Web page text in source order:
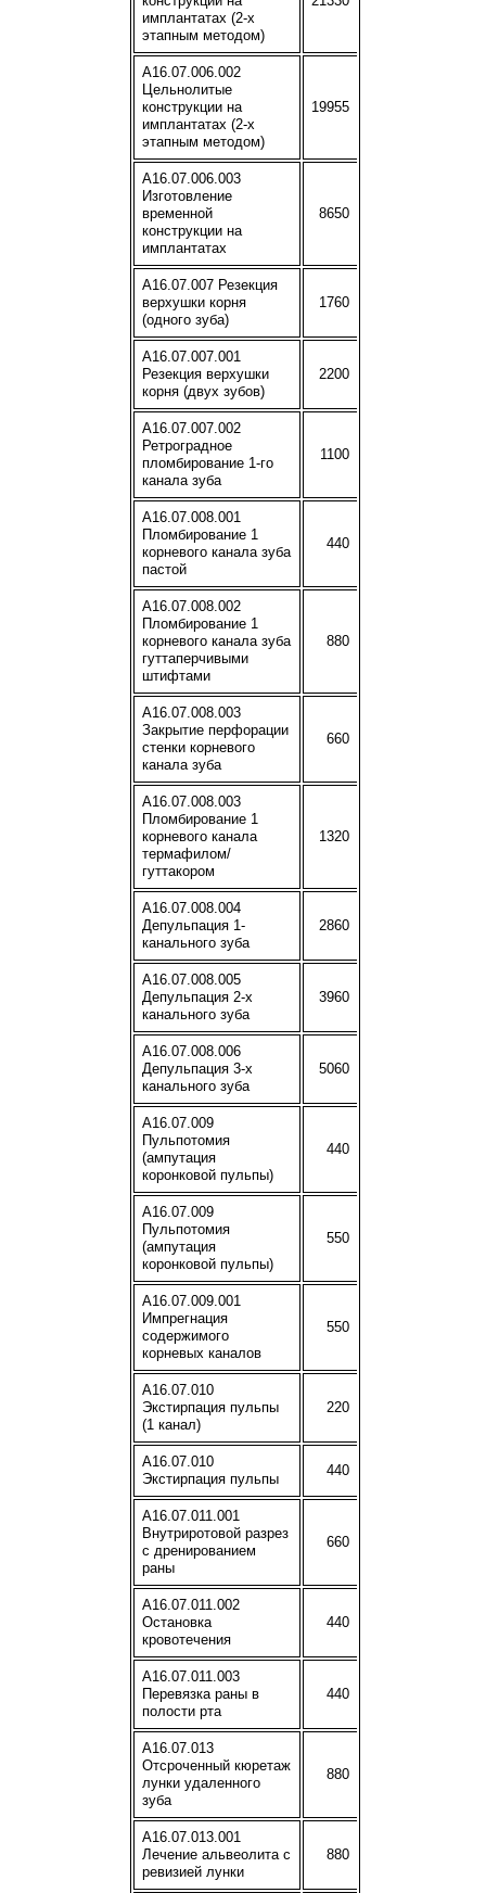
имплантатах (2-х
этапным методом)
A16.07.006.002
Цельнолитые
конструкции на
имплантатах (2-х
этапным методом)
19955
A16.07.006.003
Изготовление
временной
конструкции на
имплантатах
8650
A16.07.007 Резекция
верхушки корня
(одного зуба)
1760
A16.07.007.001
Резекция верхушки
корня (двух зубов)
2200
A16.07.007.002
Ретроградное
пломбирование 1-го
канала зуба
1100
A16.07.008.001
Пломбирование 1
корневого канала зуба
пастой
440
A16.07.008.002
Пломбирование 1
корневого канала зуба
гуттаперчивыми
штифтами
880
A16.07.008.003
Закрытие перфорации
стенки корневого
канала зуба
660
A16.07.008.003
Пломбирование 1
корневого канала
термафилом/
гуттакором
1320
A16.07.008.004
Депульпация 1-
канального зуба
2860
A16.07.008.005
Депульпация 2-х
канального зуба
3960
A16.07.008.006
Депульпация 3-х
канального зуба
5060
A16.07.009
Пульпотомия
(ампутация
коронковой пульпы)
440
A16.07.009
Пульпотомия
(ампутация
коронковой пульпы)
550
A16.07.009.001
Импрегнация
содержимого
корневых каналов
550
A16.07.010
Экстирпация пульпы
(1 канал)
220
A16.07.010
Экстирпация пульпы
440
A16.07.011.001
Внутриротовой разрез
с дренированием
раны
660
A16.07.011.002
Остановка
кровотечения
440
A16.07.011.003
Перевязка раны в
полости рта
440
A16.07.013
Отсроченный кюретаж
лунки удаленного
зуба
880
A16.07.013.001
Лечение альвеолита с
ревизией лунки
880